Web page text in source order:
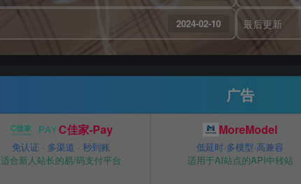
2024-02-10 最后更新
广告
C佳家-Pay
免认证 · 多渠道 · 秒到账
适合新人站长的易/码支付平台
MoreModel
低延时·多模型·高兼容
适用于AI站点的API中转站